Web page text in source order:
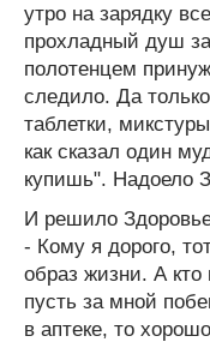
утро на зарядку
прохладный душ
полотенцем
следило. Да
таблетки,
как сказал один
купишь". Надоело
И решило
- Кому я дорого,
образ жизни. А кто
пусть за мной
в аптеке, то